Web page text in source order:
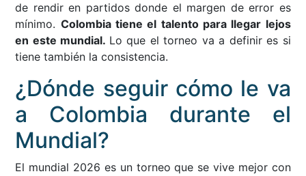
de rendir en partidos donde el margen de error es
mínimo. Colombia tiene el talento para llegar lejos
en este mundial. Lo que el torneo va a definir es si
tiene también la consistencia.
¿Dónde seguir cómo le va
a Colombia durante el
Mundial?
El mundial 2026 es un torneo que se vive mejor con